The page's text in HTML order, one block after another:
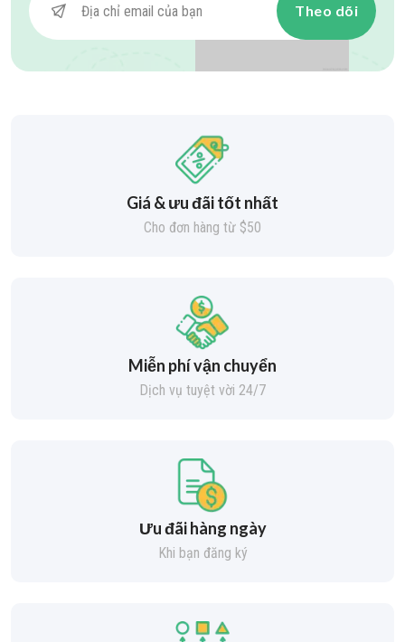
Theo dõi
Giá & ưu đãi tốt nhất
Cho đơn hàng từ $50
Miễn phí vận chuyển
Dịch vụ tuyệt vời 24/7
Ưu đãi hàng ngày
Khi bạn đăng ký